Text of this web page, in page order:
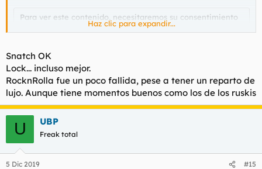
Para ver este contenido, necesitaremos su consentimiento
para configurar cookies de terceros.
Aceptar cookies de terceros
Haz clic para expandir...
Snatch OK
Lock... incluso mejor.
RocknRolla fue un poco fallida, pese a tener un reparto de
lujo. Aunque tiene momentos buenos como los de los ruskis
U UBP
Freak total
5 Dic 2019 #15